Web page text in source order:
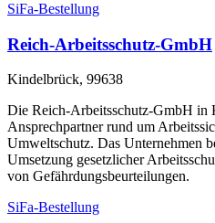
SiFa-Bestellung
Reich-Arbeitsschutz-GmbH
Kindelbrück, 99638
Die Reich-Arbeitsschutz-GmbH in
Ansprechpartner rund um
Umweltschutz. Das Unternehmen
Umsetzung gesetzlicher
von Gefährdungsbeurteilungen.
SiFa-Bestellung